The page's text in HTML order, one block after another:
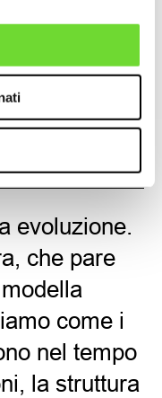
evoluzione.
che pare
come i
nel tempo
la struttura